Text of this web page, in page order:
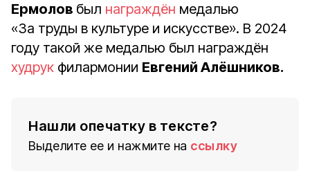
Ермолов был награждён медалью
«За труды в культуре и искусстве». В 2024
году такой же медалью был награждён
худрук филармонии Евгений Алёшников.
Нашли опечатку в тексте?
Выделите ее и нажмите на ссылку